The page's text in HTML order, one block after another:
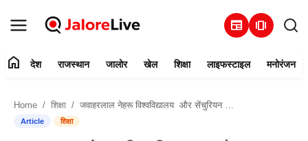
newspaper amp_stories
संपर्क करें
home देश राजस्थान जालोर खेल शिक्षा लाइफस्टाइल मनोरंजन
Home शिक्षा जवाहरलाल नेहरू विश्वविद्यालय और सेंचुरियन विश्वविद्यालय भारत में कौशल को बढ़ावा का प्रयास करेंगे-दोनो विश्वविद्यालयों के बीच में समझौता ज्ञापन पर हुए हस्ताक्षर
Article शिक्षा